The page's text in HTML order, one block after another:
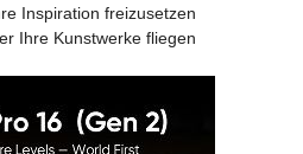
Inspiration freizusetzen
Ihre Kunstwerke fliegen